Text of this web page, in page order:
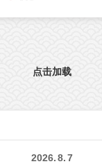
团队，在国际学术期
，推出全新超
成像原理，创新性融
成算法，解决了三
点击加载
2026.8.7